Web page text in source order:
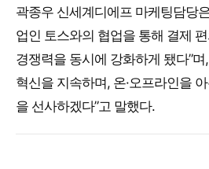
곽종우 신세계디에프 마케팅담당
업인 토스와의 협업을 통해 결제
경쟁력을 동시에 강화하게 됐다”
혁신을 지속하며, 온·오프라인을
을 선사하겠다”고 말했다.